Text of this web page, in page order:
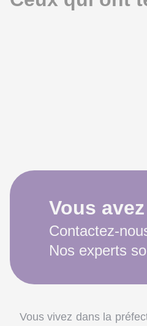
Vous
Contactez-
Nos experts
Vous vivez dans la